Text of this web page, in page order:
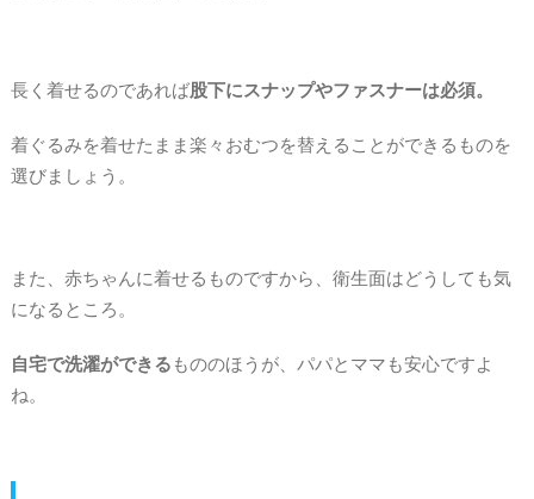
長く着せるのであれば股下にスナップやファスナーは必須。
着ぐるみを着せたまま楽々おむつを替えることができるものを
選びましょう。
また、赤ちゃんに着せるものですから、衛生面はどうしても気
になるところ。
自宅で洗濯ができる もののほうが、パパとママも安心ですよ
ね。